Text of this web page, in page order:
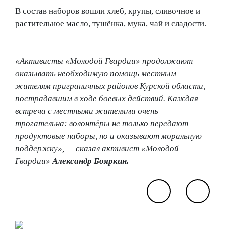
В состав наборов вошли хлеб, крупы, сливочное и
растительное масло, тушёнка, мука, чай и сладости.
«Активисты «Молодой Гвардии» продолжают
оказывать необходимую помощь местным
жителям приграничных районов Курской области,
пострадавшим в ходе боевых действий. Каждая
встреча с местными жителями очень
трогательна: волонтёры не только передают
продуктовые наборы, но и оказывают моральную
поддержку», — сказал активист «Молодой
Гвардии»Александр Бояркин.